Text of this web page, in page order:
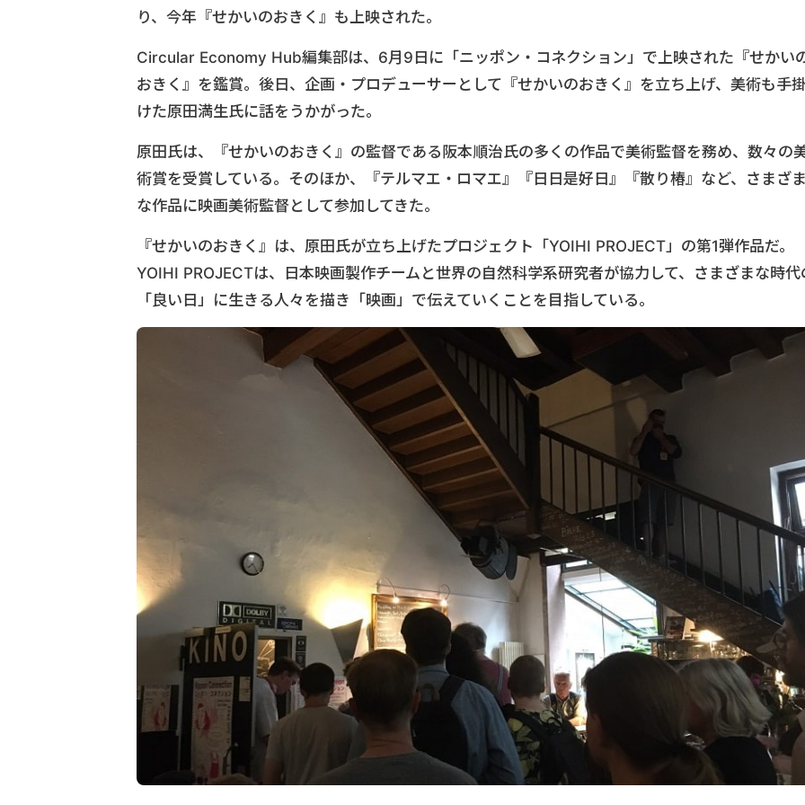
り、今年『せかいのおきく』も上映された。
Circular Economy Hub編集部は、6月9日に「ニッポン・コネクション」で上映された『せかい
おきく』を鑑賞。後日、企画・プロデューサーとして『せかいのおきく』を立ち上げ、美術も手
けた原田満生氏に話をうかがった。
原田氏は、『せかいのおきく』の監督である阪本順治氏の多くの作品で美術監督を務め、数々の
術賞を受賞している。そのほか、『テルマエ・ロマエ』『日日是好日』『散り椿』など、さまざま
な作品に映画美術監督として参加してきた。
『せかいのおきく』は、原田氏が立ち上げたプロジェクト「YOIHI PROJECT」の第1弾作品だ。
YOIHI PROJECTは、日本映画製作チームと世界の自然科学系研究者が協力して、さまざまな時代
「良い日」に生きる人々を描き「映画」で伝えていくことを目指している。